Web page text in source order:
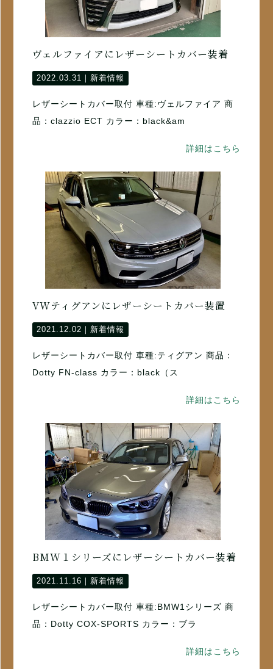
ヴェルファイアにレザーシートカバー装着
2022.03.31｜ 新着情報
レザーシートカバー取付 車種:ヴェルファイア 商
品：clazzio ECT カラー：black&am
詳細はこちら
VWティグアンにレザーシートカバー装置
2021.12.02｜ 新着情報
レザーシートカバー取付 車種:ティグアン 商品：
Dotty FN-class カラー：black（ス
詳細はこちら
BMW１シリーズにレザーシートカバー装着
2021.11.16｜ 新着情報
レザーシートカバー取付 車種:BMW1シリーズ 商
品：Dotty COX-SPORTS カラー：ブラ
詳細はこちら